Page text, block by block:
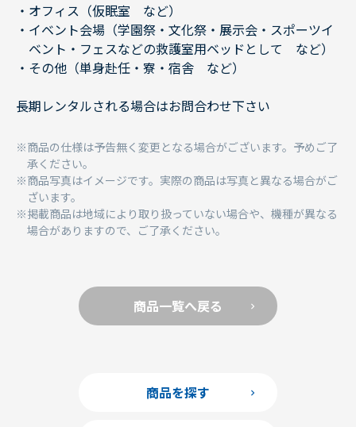
オフィス（仮眠室 など）
イベント会場（学園祭・文化祭・展示会・スポーツイ
ベント・フェスなどの救護室用ベッドとして など）
その他（単身赴任・寮・宿舎 など）
長期レンタルされる場合はお問合わせ下さい
商品の仕様は予告無く変更となる場合がございます。予めご了
承ください。
商品写真はイメージです。実際の商品は写真と異なる場合がご
ざいます。
掲載商品は地域により取り扱っていない場合や、機種が異なる
場合がありますので、ご了承ください。
商品一覧へ戻る
商品を探す